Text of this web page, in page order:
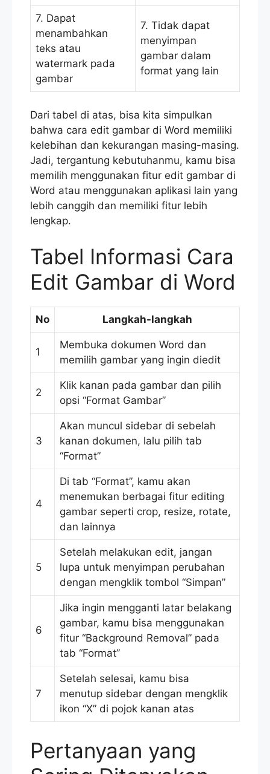
7. Dapat
menambahkan
teks atau
watermark pada
gambar
7. Tidak dapat
menyimpan
gambar dalam
format yang lain
Dari tabel di atas, bisa kita simpulkan
bahwa cara edit gambar di Word memiliki
kelebihan dan kekurangan masing-masing.
Jadi, tergantung kebutuhanmu, kamu bisa
memilih menggunakan fitur edit gambar di
Word atau menggunakan aplikasi lain yang
lebih canggih dan memiliki fitur lebih
lengkap.
Tabel Informasi Cara
Edit Gambar di Word
No Langkah-langkah
1
Membuka dokumen Word dan
memilih gambar yang ingin diedit
2
Klik kanan pada gambar dan pilih
opsi “Format Gambar”
3
Akan muncul sidebar di sebelah
kanan dokumen, lalu pilih tab
“Format”
4
Di tab “Format”, kamu akan
menemukan berbagai fitur editing
gambar seperti crop, resize, rotate,
dan lainnya
5
Setelah melakukan edit, jangan
lupa untuk menyimpan perubahan
dengan mengklik tombol “Simpan”
6
Jika ingin mengganti latar belakang
gambar, kamu bisa menggunakan
fitur “Background Removal” pada
tab “Format”
7
Setelah selesai, kamu bisa
menutup sidebar dengan mengklik
ikon “X” di pojok kanan atas
Pertanyaan yang